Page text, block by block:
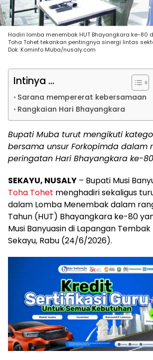
Hadiri lomba menembak HUT Bhayangkara ke-80
Toha Tohet tekankan pentingnya sinergi lintas
Dok. Kominfo Muba/nusaly.com
Intinya ...
Sarana mempererat kebersamaan
Rangkaian Hari Bhayangkara
Bupati Muba turut mengikuti
bersama unsur Forkopimda dalam
peringatan Hari Bhayangkara ke-
SEKAYU, NUSALY – Bupati Musi
Toha Tohet menghadiri sekaligus
dalam Lomba Menembak dalam
Tahun (HUT) Bhayangkara ke-80
Musi Banyuasin di Lapangan
Sekayu, Rabu (24/6/2026).